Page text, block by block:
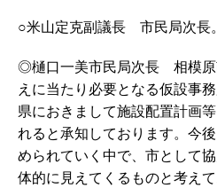
○米山定克副議長 市民局次長。
◎樋口一美市民局次長 相模原
えに当たり必要となる仮設事
県におきまして施設配置計画
れると承知しております。今
められていく中で、市として
体的に見えてくるものと考え